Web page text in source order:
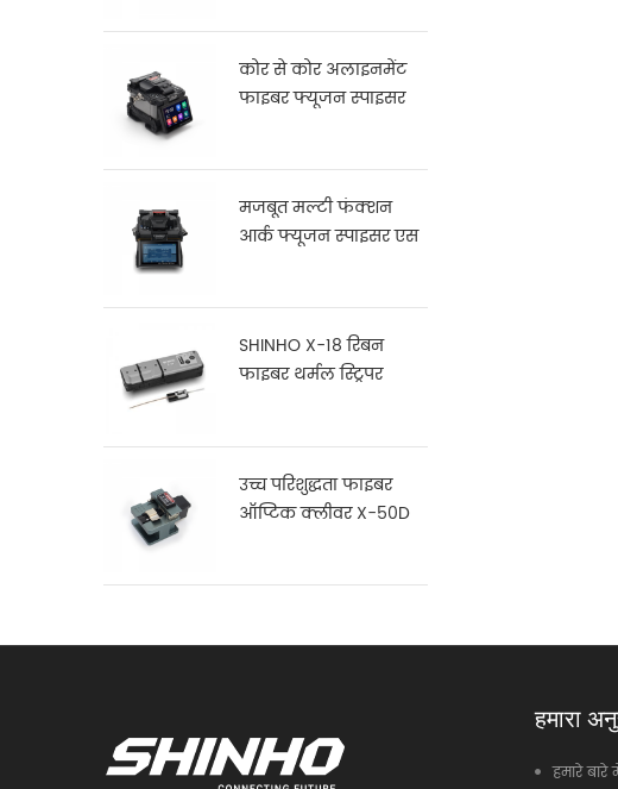
कोर से कोर अलाइनमेंट
फाइबर फ्यूजन स्पाइसर
मजबूत मल्टी फंक्शन
आर्क फ्यूजन स्पाइसर एस
SHINHO X-18 रिबन
फाइबर थर्मल स्ट्रिपर
उच्च परिशुद्धता फाइबर
ऑप्टिक क्लीवर X-50D
हमारा
हमारे बारे